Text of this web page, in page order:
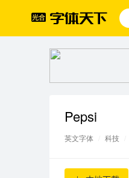
Pepsi
英文字体 科技